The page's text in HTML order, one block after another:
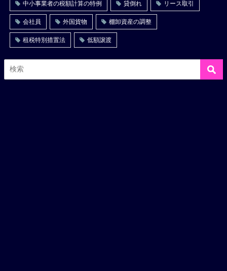
中小事業者の税額計算の特例 貸倒れ リース取引
会社員 外国貨物 棚卸資産の調整
租税特別措置法 低額譲渡